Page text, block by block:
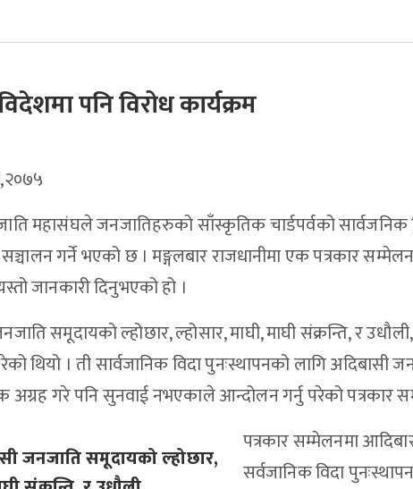
पनि विरोध कार्यक्रम
महासंघले जनजातिहरुको साँस्कृतिक चार्डपर्वको सार्वजनिक
गर्ने भएको छ । मङ्गलबार राजधानीमा एक पत्रकार
जानकारी दिनुभएको हो ।
समूदायको ल्होछार, ल्होसार, माघी, माघी संक्रन्ति, र
थियो । ती सार्वजानिक विदा पुनःस्थापनको लागि
गरे पनि सुनवाई नभएकाले आन्दोलन गर्नु परेको पत्रकार
जनजाति समूदायको ल्होछार,
पत्रकार सम्मेलनमा
सर्वजानिक विदा